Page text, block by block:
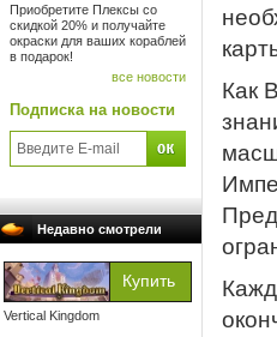
Приобретите Плексы со
скидкой 20% и получайте
окраски для ваших кораблей
в подарок!
все новости
Подписка на новости
Недавно смотрели
Vertical Kingdom
Как